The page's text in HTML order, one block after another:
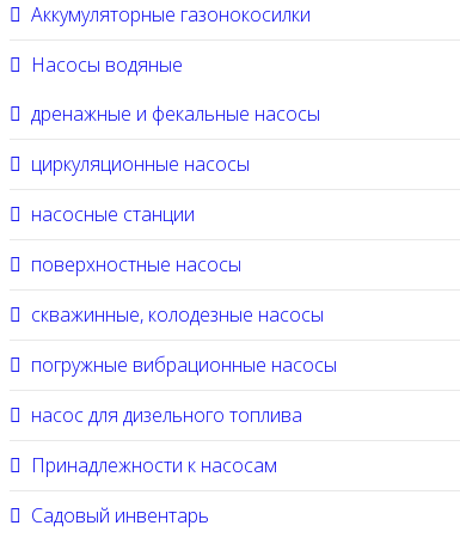
Аккумуляторные газонокосилки
Насосы водяные
дренажные и фекальные насосы
циркуляционные насосы
насосные станции
поверхностные насосы
скважинные, колодезные насосы
погружные вибрационные насосы
насос для дизельного топлива
Принадлежности к насосам
Садовый инвентарь